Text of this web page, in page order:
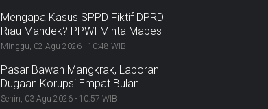
Mengapa Kasus SPPD Fiktif DPRD
Riau Mandek? PPWI Minta Mabes
Polri Ambil Alih
Minggu, 02 Agu 2026 - 10:48 WIB
Pasar Bawah Mangkrak, Laporan
Dugaan Korupsi Empat Bulan
Mengendap: Ke Mana BPK,
Senin, 03 Agu 2026 - 10:57 WIB